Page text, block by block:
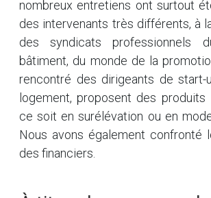
nombreux entretiens ont surtout
des intervenants très différents, à
des syndicats professionnels
bâtiment, du monde de la
rencontré des dirigeants de start-
logement, proposent des produits
ce soit en surélévation ou en
Nous avons également confronté
des financiers.